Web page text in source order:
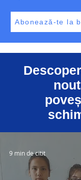
Abonează-te la
9 min de citit